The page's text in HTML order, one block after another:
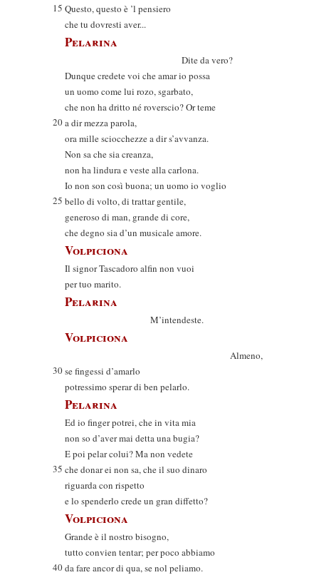
15 Questo, questo è ’l pensiero
che tu dovresti aver...
Pelarina
Dite da vero?
Dunque credete voi che amar io possa
un uomo come lui rozo, sgarbato,
che non ha dritto né roverscio? Or teme
20a dir mezza parola,
ora mille sciocchezze a dir s’avvanza.
Non sa che sia creanza,
non ha lindura e veste alla carlona.
Io non son così buona; un uomo io voglio
25 bello di volto, di trattar gentile,
generoso di man, grande di core,
che degno sia d’un musicale amore.
Volpiciona
Il signor Tascadoro alfin non vuoi
per tuo marito.
Pelarina
M’intendeste.
Volpiciona
Almeno,
30se fingessi d’amarlo
potressimo sperar di ben pelarlo.
Pelarina
Ed io finger potrei, che in vita mia
non so d’aver mai detta una bugia?
E poi pelar colui? Ma non vedete
35 che donar ei non sa, che il suo dinaro
riguarda con rispetto
e lo spenderlo crede un gran diffetto?
Volpiciona
Grande è il nostro bisogno,
tutto convien tentar; per poco abbiamo
40da fare ancor di qua, se nol peliamo.